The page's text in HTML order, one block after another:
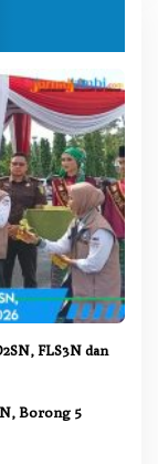
FLS3N dan
Borong 5